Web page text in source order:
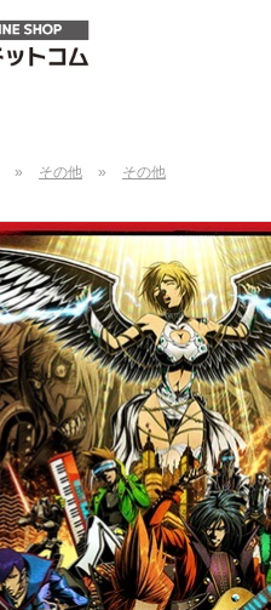
» その他 » その他